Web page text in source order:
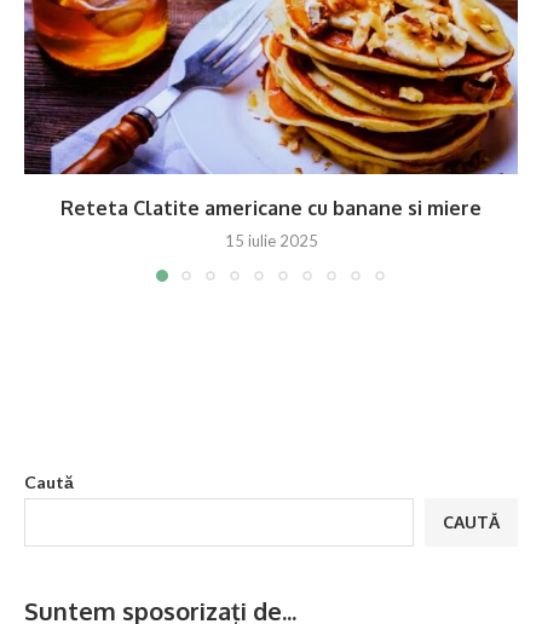
Reteta Clatite americane cu banane si miere
15 iulie 2025
Caută
CAUTĂ
Suntem sposorizați de...